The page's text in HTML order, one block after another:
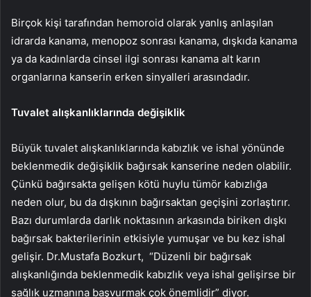
Birçok kişi tarafından hemoroid olarak yanlış anlaşılan
idrarda kanama, menopoz sonrası kanama, dışkıda kanama
ya da kadınlarda cinsel ilgi sonrası kanama alt karın
organlarına kanserin erken sinyalleri arasındadır.
Tuvalet alışkanlıklarında değişiklik
Büyük tuvalet alışkanlıklarında kabızlık ve ishal yönünde
beklenmedik değişiklik bağırsak kanserine neden olabilir.
Çünkü bağırsakta gelişen kötü huylu tümör kabızlığa
neden olur, bu da dışkının bağırsaktan geçişini zorlaştırır.
Bazı durumlarda darlık noktasının arkasında biriken dışkı
bağırsak bakterilerinin etkisiyle yumuşar ve bu kez ishal
gelişir. Dr.Mustafa Bozkurt, “Düzenli bir bağırsak
alışkanlığında beklenmedik kabızlık veya ishal gelişirse bir
sağlık uzmanına başvurmak çok önemlidir” diyor.